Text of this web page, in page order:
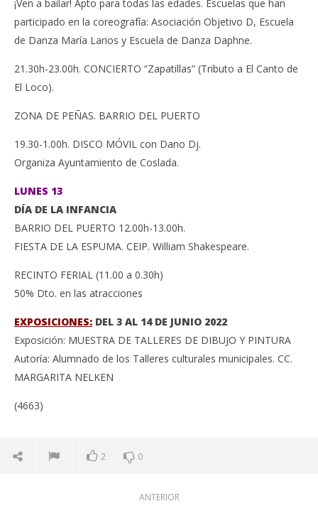
¡Ven a bailar! Apto para todas las edades. Escuelas que han
participado en la coreografía: Asociación Objetivo D, Escuela
de Danza María Larios y Escuela de Danza Daphne.
21.30h-23.00h. CONCIERTO “Zapatillas” (Tributo a El Canto de
El Loco).
ZONA DE PEÑAS. BARRIO DEL PUERTO
19.30-1.00h. DISCO MÓVIL con Dano Dj.
Organiza Ayuntamiento de Coslada.
LUNES 13
DÍA DE LA INFANCIA
BARRIO DEL PUERTO 12.00h-13.00h.
FIESTA DE LA ESPUMA. CEIP. William Shakespeare.
RECINTO FERIAL (11.00 a 0.30h)
50% Dto. en las atracciones
EXPOSICIONES: DEL 3 AL 14 DE JUNIO 2022
Exposición: MUESTRA DE TALLERES DE DIBUJO Y PINTURA
Autoría: Alumnado de los Talleres culturales municipales. CC.
MARGARITA NELKEN
(4663)
2 0
ANTERIOR